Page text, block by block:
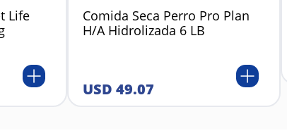
Life
Comida Seca Perro Pro Plan
H/A Hidrolizada 6 LB
USD 49.07